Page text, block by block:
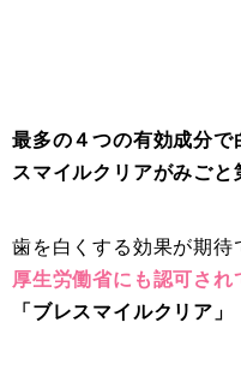
最多の４つの有効成分で
スマイルクリアがみごと
歯を白くする効果が期待
厚生労働省にも認可され
「ブレスマイルクリア」